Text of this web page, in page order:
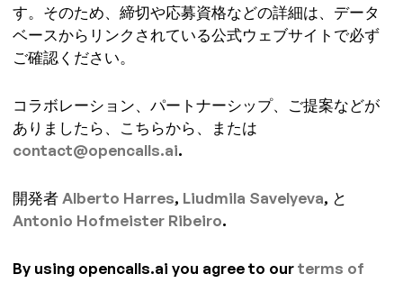
す。そのため、締切や応募資格などの詳細は、データ
ベースからリンクされている公式ウェブサイトで必ず
ご確認ください。
コラボレーション、パートナーシップ、ご提案などが
ありましたら、こちらから、または
contact@opencalls.ai.
開発者Alberto Harres, Liudmila Savelyeva, と
Antonio Hofmeister Ribeiro.
By using opencalls.ai you agree to ourterms of